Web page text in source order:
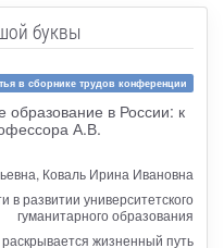
буквы
в сборнике трудов конференции
образование в России: к
А.В.
Коваль Ирина Ивановна
в развитии университетского
гуманитарного образования
раскрывается жизненный путь